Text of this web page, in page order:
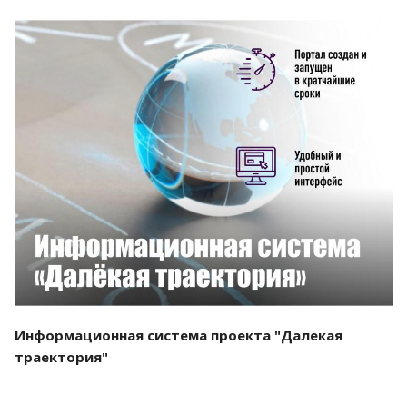
Смотреть проект
Информационная система проекта "Далекая
траектория"